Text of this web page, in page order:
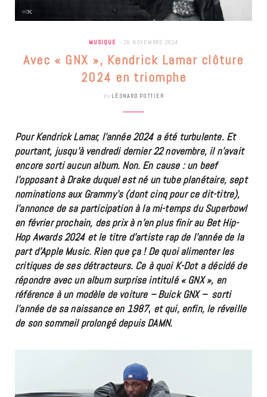
MUSIQUE 28 NOVEMBRE 2024
Avec « GNX », Kendrick Lamar clôture
2024 en triomphe
by LÉONARD POTTIER
Pour Kendrick Lamar, l’année 2024 a été turbulente. Et
pourtant, jusqu’à vendredi dernier 22 novembre, il n’avait
encore sorti aucun album. Non. En cause : un beef
l’opposant à Drake duquel est né un tube planétaire, sept
nominations aux Grammy’s (dont cinq pour ce dit-titre),
l’annonce de sa participation à la mi-temps du Superbowl
en février prochain, des prix à n’en plus finir au Bet Hip-
Hop Awards 2024 et le titre d’artiste rap de l’année de la
part d’Apple Music. Rien que ça ! De quoi alimenter les
critiques de ses détracteurs. Ce à quoi K-Dot a décidé de
répondre avec un album surprise intitulé « GNX », en
référence à un modèle de voiture – Buick GNX – sorti
l’année de sa naissance en 1987, et qui, enfin, le réveille
de son sommeil prolongé depuis DAMN.